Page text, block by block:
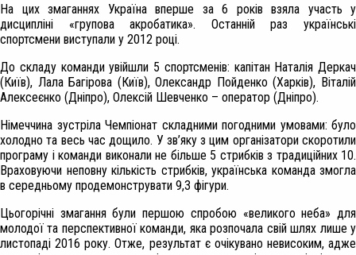
На цих змаганнях Україна вперше за 6 років взяла участь у
дисципліні «групова акробатика». Останній раз українські
спортсмени виступали у 2012 році.
До складу команди увійшли 5 спортсменів: капітан Наталія Деркач
(Київ), Лала Багірова (Київ), Олександр Пойденко (Харків), Віталій
Алексеєнко (Дніпро), Олексій Шевченко – оператор (Дніпро).
Німеччина зустріла Чемпіонат складними погодними умовами: було
холодно та весь час дощило. У зв’яку з цим організатори скоротили
програму і команди виконали не більше 5 стрибків з традиційних 10.
Враховуючи неповну кількість стрибків, українська команда змогла
в середньому продемонструвати 9,3 фігури.
Цьогорічні змагання були першою спробою «великого неба» для
молодої та перспективної команди, яка розпочала свій шлях лише у
листопаді 2016 року. Отже, результат є очікувано невисоким, адже